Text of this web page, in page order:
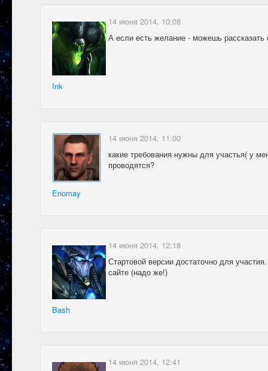
Ink
14 июня 2014, 10:08
А если есть желание - можешь рассказать
Enomay
14 июня 2014, 11:00
какие требования нужны для участья( у
проводятся?
Bash
14 июня 2014, 12:18
Стартовой версии достаточно для
сайте (надо же!)
14 июня 2014, 12:41